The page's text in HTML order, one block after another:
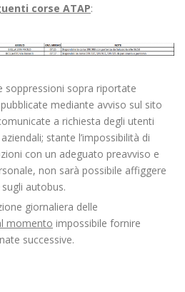
corse ATAP:
soppressioni sopra riportate
mediante avviso sul sito
a richiesta degli utenti
stante l’impossibilità di
con un adeguato preavviso e
non sarà possibile affiggere
autobus.
giornaliera delle
momento impossibile fornire
successive.